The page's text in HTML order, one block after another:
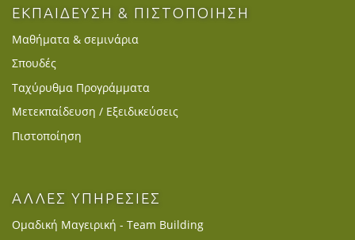
ΕΚΠΑΙΔΕΥΣΗ & ΠΙΣΤΟΠΟΙΗΣΗ
Μαθήματα & σεμινάρια
Σπουδές
Ταχύρυθμα Προγράμματα
Μετεκπαίδευση / Εξειδικεύσεις
Πιστοποίηση
ΑΛΛΕΣ ΥΠΗΡΕΣΙΕΣ
Ομαδική Μαγειρική - Team Building